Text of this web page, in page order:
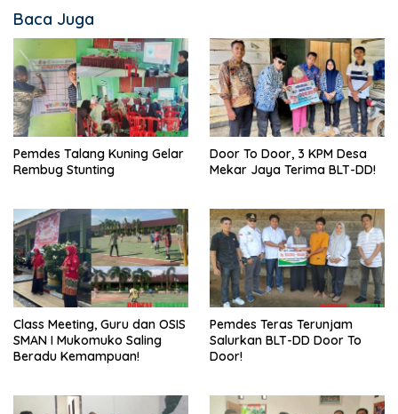
Baca Juga
Pemdes Talang Kuning Gelar
Rembug Stunting
Door To Door, 3 KPM Desa
Mekar Jaya Terima BLT-DD!
Class Meeting, Guru dan OSIS
SMAN I Mukomuko Saling
Beradu Kemampuan!
Pemdes Teras Terunjam
Salurkan BLT-DD Door To
Door!